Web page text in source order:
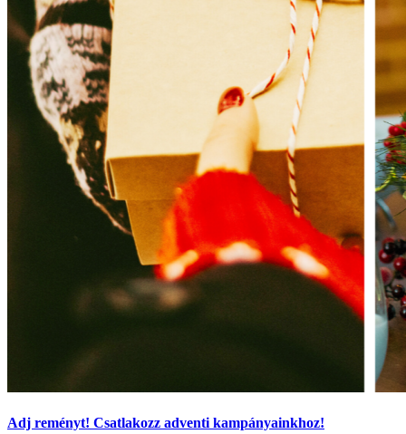
Adj reményt! Csatlakozz adventi kampányainkhoz!